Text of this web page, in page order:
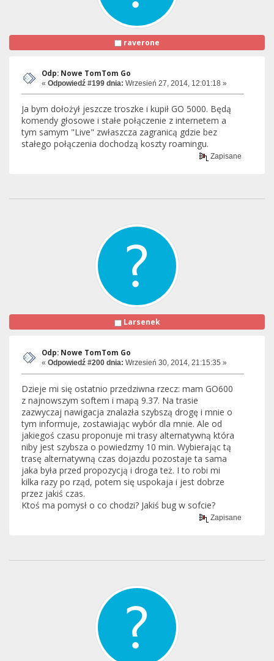
raverone
Odp: Nowe TomTom Go
« Odpowiedź #199 dnia: Wrzesień 27, 2014, 12:01:18 »
Ja bym dołożył jeszcze troszke i kupił GO 5000. Będą
komendy głosowe i stałe połączenie z internetem a
tym samym "Live" zwłaszcza zagranicą gdzie bez
stałego połączenia dochodzą koszty roamingu.
Zapisane
Larsenek
Odp: Nowe TomTom Go
« Odpowiedź #200 dnia: Wrzesień 30, 2014, 21:15:35 »
Dzieje mi się ostatnio przedziwna rzecz: mam GO600
z najnowszym softem i mapą 9.37. Na trasie
zazwyczaj nawigacja znalazła szybszą drogę i mnie o
tym informuje, zostawiając wybór dla mnie. Ale od
jakiegoś czasu proponuje mi trasy alternatywną która
niby jest szybsza o powiedzmy 10 min. Wybierając tą
trasę alternatywną czas dojazdu pozostaje ta sama
jaka była przed propozycją i droga też. I to robi mi
kilka razy po rząd, potem się uspokaja i jest dobrze
przez jakiś czas.
Ktoś ma pomysł o co chodzi? Jakiś bug w sofcie?
Zapisane